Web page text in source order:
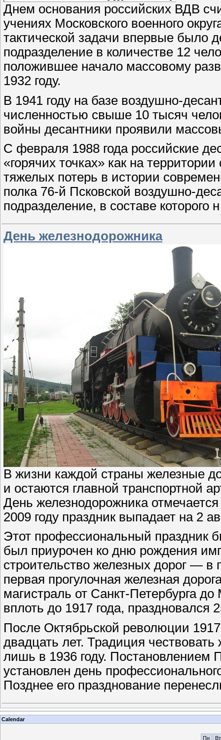
Днем основания российских ВДВ
учениях Московского военного
тактической задачи впервые было
подразделение в количестве 12
положившее начало массовому
1932 году.
В 1941 году на базе воздушно-
численностью свыше 10 тысяч
войны десантники проявили
С февраля 1988 года российские
«горячих точках» как на
тяжелых потерь в истории
полка 76-й Псковской воздушно-
подразделение, в составе которого
День железнодорожника
В жизни каждой страны железные
и остаются главной транспортной
День железнодорожника
2009 году праздник выпадает на 2
Этот профессиональный праздник
был приурочен ко дню рождения
строительство железных дорог — в
первая прогулочная железная
магистраль от Санкт-Петербурга
вплоть до 1917 года, праздновался
После Октябрьской революции
двадцать лет. Традиция
лишь в 1936 году. Постановлением
установлен день
Позднее его празднование
Calendar
Пн
Вт